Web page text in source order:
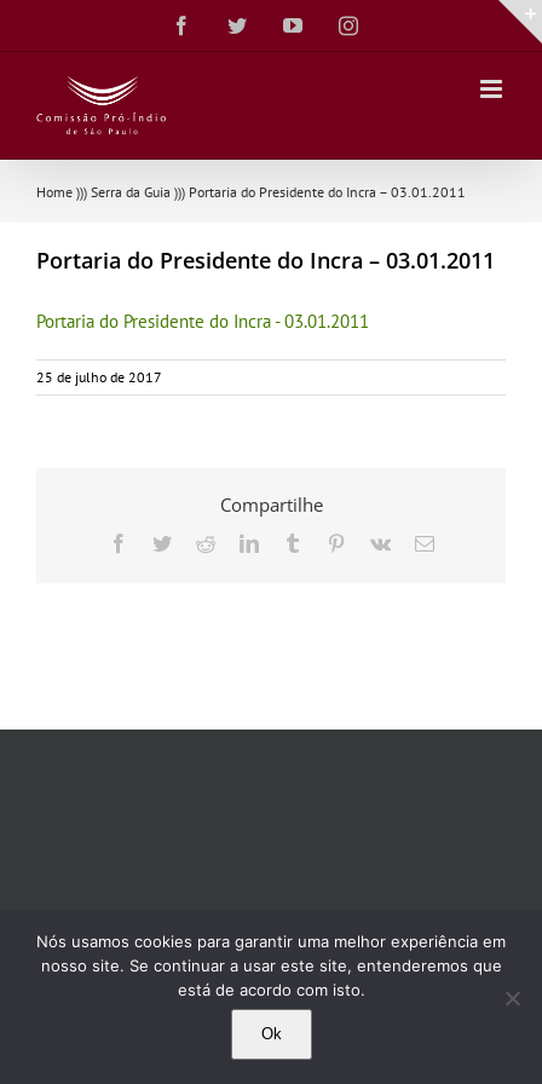
conteúdo
FacebookTwitterYouTubeInstagram
Home ))) Serra da Guia ))) Portaria do Presidente do Incra – 03.01.2011
Portaria do Presidente do Incra – 03.01.2011
Portaria do Presidente do Incra - 03.01.2011
25 de julho de 2017
Compartilhe
Facebook
TwitterRedditLinkedInTumblr Pinterest
Vk
E-
© 1995-2025 Comissão Pró-Índio de São Paulo. Todos os direitos reservados.
Nós usamos cookies para garantir uma melhor experiência em
nosso site. Se continuar a usar este site, entenderemos que
está de acordo com isto.
Ok